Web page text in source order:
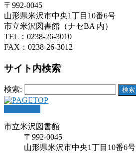
〒992-0045
山形県米沢市中央1丁目10番6号
市立米沢図書館（ナセBA 内）
TEL：0238-26-3010
FAX：0238-26-3012
サイト内検索
検索:
市立米沢図書館
〒992-0045
山形県米沢市中央1丁目10番6号